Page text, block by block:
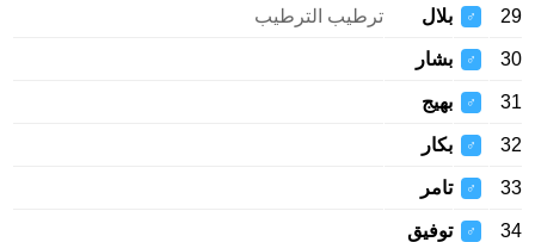
29
♂ بلال ترطيب الترطيب
30
♂ بشار
31
♂ بهيج
32
♂ بكار
33
♂ تامر
34
♂ توفيق